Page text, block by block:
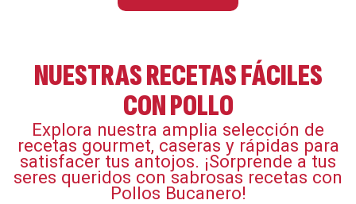
NUESTRAS RECETAS FÁCILES
CON POLLO
Explora nuestra amplia selección de
recetas gourmet, caseras y rápidas para
satisfacer tus antojos. ¡Sorprende a tus
seres queridos con sabrosas recetas con
Pollos Bucanero!​